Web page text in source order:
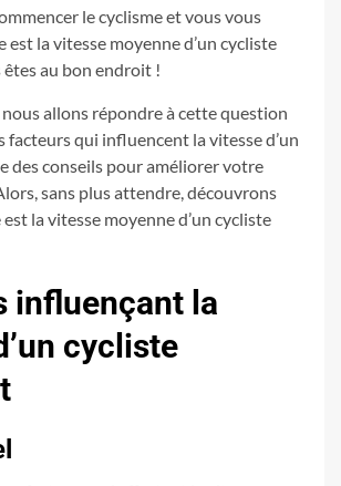
le cyclisme et vous vous
est la vitesse moyenne d’un cycliste
au bon endroit !
allons répondre à cette question
facteurs qui influencent la vitesse d’un
des conseils pour améliorer votre
sans plus attendre, découvrons
la vitesse moyenne d’un cycliste
influençant la
cycliste